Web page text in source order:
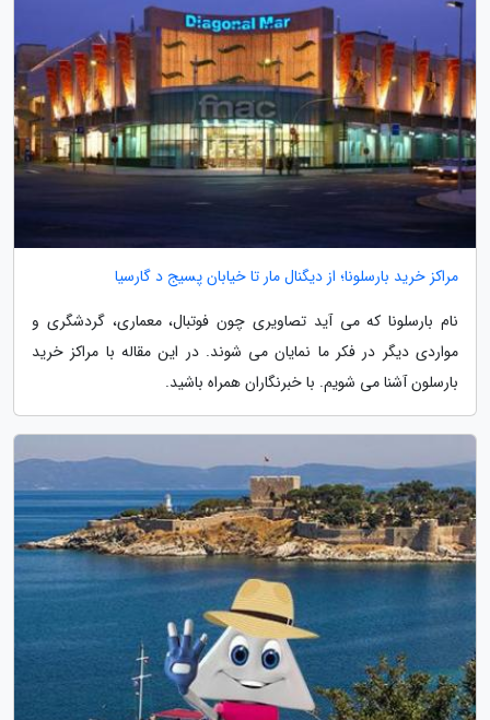
مراکز خرید بارسلونا؛ از دیگنال مار تا خیابان پسیج د گارسیا
نام بارسلونا که می آید تصاویری چون فوتبال، معماری، گردشگری و
مواردی دیگر در فکر ما نمایان می شوند. در این مقاله با مراکز خرید
بارسلون آشنا می شویم. با خبرنگاران همراه باشید.